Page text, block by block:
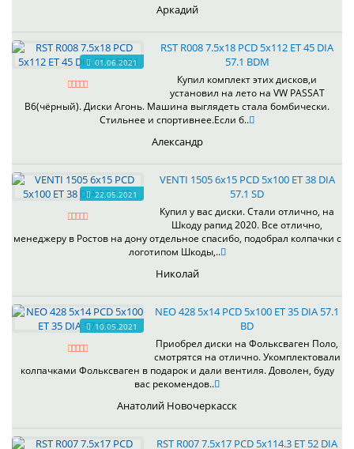
Аркадий
01.06.2021
RST R008 7.5x18 PCD 5x112 ET 45 DIA
57.1 BDM
Купил комплект этих дисков,и
установил на лето на VW PASSAT
B6(чёрный). Диски Агонь. Машина выглядеть стала бомбически.
Стильнее и спортивнее.Если б..
Александр
22.05.2021
VENTI 1505 6x15 PCD 5x100 ET 38 DIA
57.1 SD
Купил у вас диски. Стали отлично, на
Шкоду рапид 2020. Все отлично,
менеджеру в Ростов на дону отдельное спасибо, подобрал колпачки с
логотипом Шкоды,..
Николай
10.05.2021
NEO 428 5x14 PCD 5x100 ET 35 DIA 57.1
BD
Приобрел диски на Фольксваген Поло,
смотрятся на отлично. Укомплектовали
колпачками Фольксваген в подарок и дали вентиля. Доволен, буду
вас рекомендов..
Анатолий Новочеркасск
RST R007 7.5x17 PCD 5x114.3 ET 52 DIA